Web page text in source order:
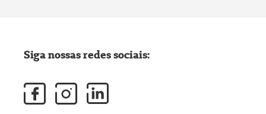
Siga nossas redes sociais: